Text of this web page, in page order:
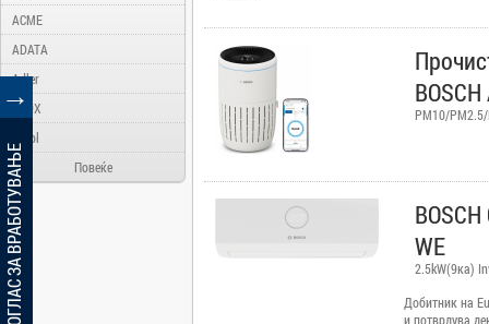
ACME
ADATA
Adler
AFOX
Ainol
Alcatel
Allview
Aloha Day
AMD
AOC
Apache
Повеќе
Работа во
PM10/
WE
2.5kW(9ка)
Добитник на
и потврдува
ОГЛАС ЗА ВРАБОТУВАЊЕ
→